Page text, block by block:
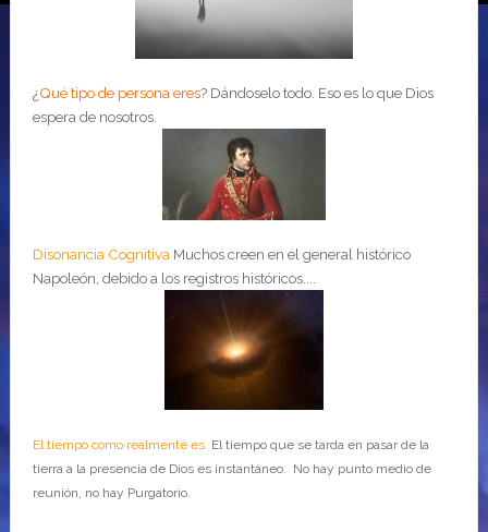
¿Qué tipo de persona eres? Dándoselo todo. Eso es lo que Dios
espera de nosotros.
Disonancia Cognitiva Muchos creen en el general histórico
Napoleón, debido a los registros históricos....
El tiempo como realmente esEl tiempo que se tarda en pasar de la
tierra a la presencia de Dios es instantáneo. No hay punto medio de
reunión, no hay Purgatorio.